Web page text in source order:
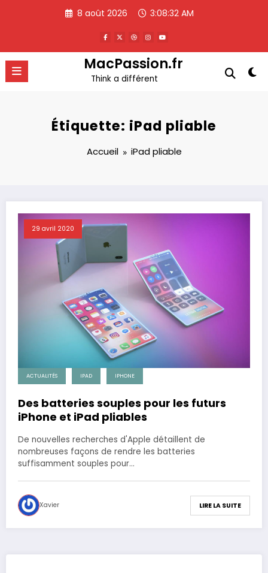
8 août 2026 3:08:33 AM
MacPassion.fr
Think a différent
Étiquette: iPad pliable
Accueil iPad pliable
29 avril 2020
ACTUALITÉS IPAD IPHONE
Des batteries souples pour les futurs
iPhone et iPad pliables
De nouvelles recherches d'Apple détaillent de
nombreuses façons de rendre les batteries
suffisamment souples pour…
Xavier LIRE LA SUITE